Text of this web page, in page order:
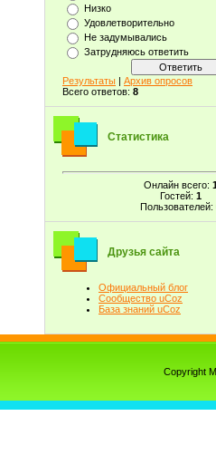
Низко
Удовлетворительно
Не задумывались
Затрудняюсь ответить
Результаты | Архив опросов
Всего ответов: 8
Статистика
Онлайн всего:
Гостей: 1
Пользователей:
Друзья сайта
Официальный блог
Сообщество uCoz
База знаний uCoz
Copyright